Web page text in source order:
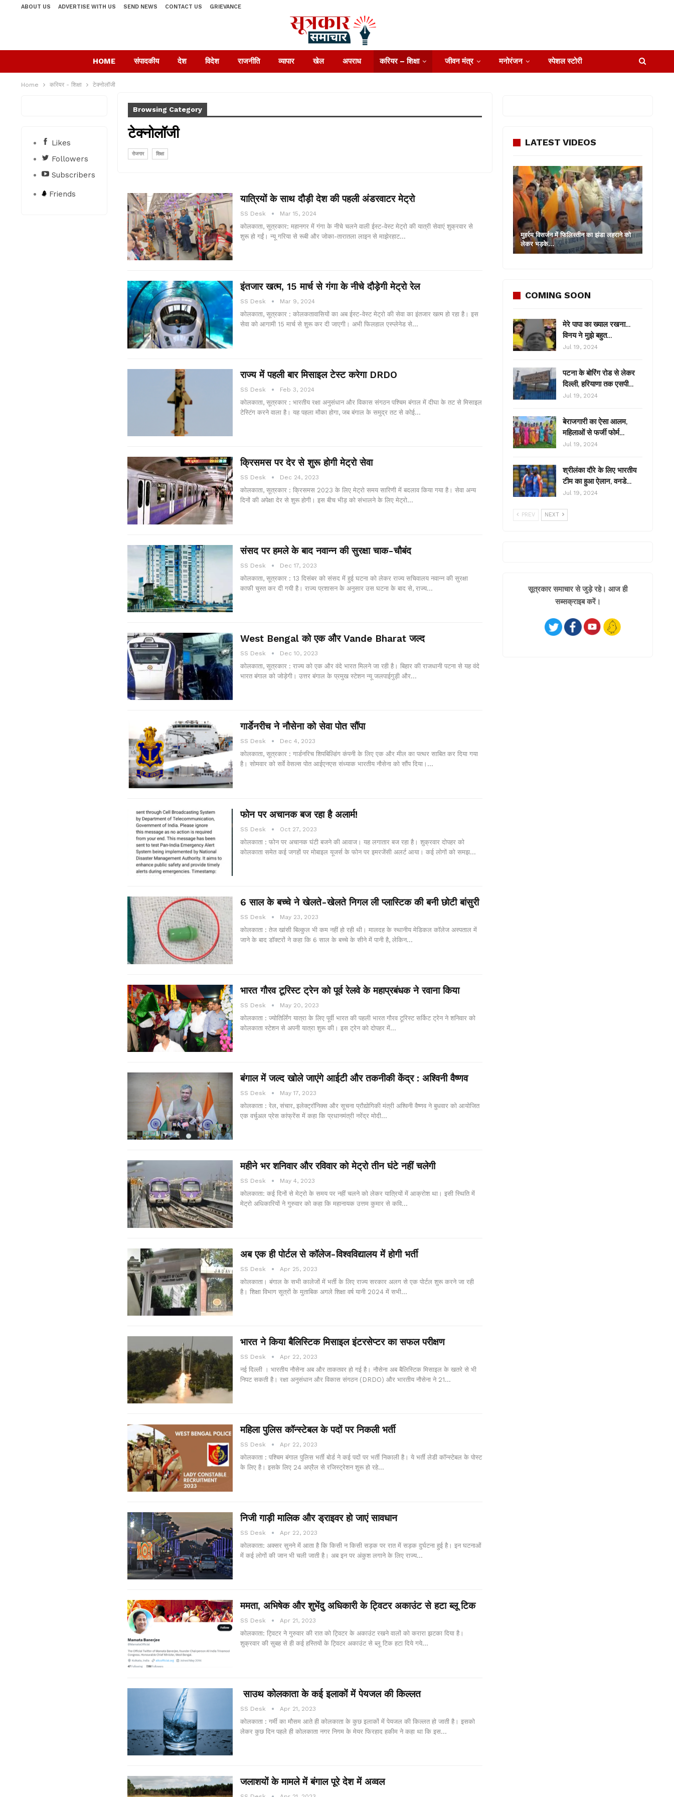
ABOUT US ADVERTISE WITH US SEND NEWS CONTACT US GRIEVANCE
HOME संपादकीय देश विदेश राजनीति व्यापार खेल अपराध करियर – शिक्षा जीवन मंत्र मनोरंजन स्पेशल स्टोरी
Home करियर - शिक्षा टेक्नोलॉजी
Browsing Category
टेक्नोलॉजी
रोजगार शिक्षा
यात्रियों के साथ दौड़ी देश की पहली अंडरवाटर मेट्रो
SS Desk Mar 15, 2024
कोलकाता, सूत्रकार: महानगर में गंगा के नीचे चलने वाली ईस्ट-वेस्ट मेट्रो की यात्री सेवाएं शुक्रवार से
शुरू हो गईं। न्यू गरिया से रूबी और जोका-तारातला लाइन से माझेरहाट…
इंतजार खत्म, 15 मार्च से गंगा के नीचे दौड़ेगी मेट्रो रेल
SS Desk Mar 9, 2024
कोलकाता, सूत्रकार : कोलकतावासियों का अब ईस्ट-वेस्ट मेट्रो की सेवा का इंतजार खत्म हो रहा है। इस
सेवा को आगामी 15 मार्च से शुरू कर दी जाएगी। अभी फिलहाल एस्प्लेनेड से…
राज्य में पहली बार मिसाइल टेस्ट करेगा DRDO
SS Desk Feb 3, 2024
कोलकाता, सूत्रकार : भारतीय रक्षा अनुसंधान और विकास संगठन पश्चिम बंगाल में दीघा के तट से मिसाइल
टेस्टिंग करने वाला है। यह पहला मौका होगा, जब बंगाल के समुद्र तट से कोई…
क्रिसमस पर देर से शुरू होगी मेट्रो सेवा
SS Desk Dec 24, 2023
कोलकाता, सूत्रकार : क्रिसमस 2023 के लिए मेट्रो समय सारिणी में बदलाव किया गया है। सेवा अन्य
दिनों की अपेक्षा देर से शुरू होगी। इस बीच भीड़ को संभालने के लिए मेट्रो…
संसद पर हमले के बाद नवान्न की सुरक्षा चाक-चौबंद
SS Desk Dec 17, 2023
कोलकाता, सूत्रकार : 13 दिसंबर को संसद में हुई घटना को लेकर राज्य सचिवालय नवान्न की सुरक्षा
काफी चुस्त कर दी गयी है। राज्य प्रशासन के अनुसार उस घटना के बाद से, राज्य…
West Bengal को एक और Vande Bharat जल्द
SS Desk Dec 10, 2023
कोलकाता, सूत्रकार : राज्य को एक और वंदे भारत मिलने जा रही है। बिहार की राजधानी पटना से यह वंदे
भारत बंगाल को जोड़ेगी। उत्तर बंगाल के प्रमुख स्टेशन न्यू जलपाईगुड़ी और…
गार्डेनरीच ने नौसेना को सेवा पोत सौंपा
SS Desk Dec 4, 2023
कोलकाता, सूत्रकार : गार्डनरिच शिपबिल्डिंग कंपनी के लिए एक और मील का पत्थर साबित कर दिया गया
है। सोमवार को सर्वे वेसल्स पोत आईएनएस संध्याक भारतीय नौसेना को सौंप दिया।…
फोन पर अचानक बज रहा है अलार्म!
SS Desk Oct 27, 2023
कोलकाता : फोन पर अचानक घंटी बजने की आवाज। यह लगातार बज रहा है। शुक्रवार दोपहर को
कोलकाता समेत कई जगहों पर मोबाइल यूजर्स के फोन पर इमरजेंसी अलर्ट आया। कई लोगों को समझ…
6 साल के बच्चे ने खेलते-खेलते निगल ली प्लास्टिक की बनी छोटी बांसुरी
SS Desk May 23, 2023
कोलकाता : तेज खांसी बिल्कुल भी कम नहीं हो रही थी। मालदह के स्थानीय मेडिकल कॉलेज अस्पताल में
जाने के बाद डॉक्टरों ने कहा कि 6 साल के बच्चे के सीने में पानी है, लेकिन…
भारत गौरव टूरिस्ट ट्रेन को पूर्व रेलवे के महाप्रबंधक ने रवाना किया
SS Desk May 20, 2023
कोलकाता : ज्योतिर्लिंग यात्रा के लिए पूर्वी भारत की पहली भारत गौरव टूरिस्ट सर्किट ट्रेन ने शनिवार को
कोलकाता स्टेशन से अपनी यात्रा शुरू की। इस ट्रेन को दोपहर में…
बंगाल में जल्द खोले जाएंगे आईटी और तकनीकी केंद्र : अश्विनी वैष्णव
SS Desk May 17, 2023
कोलकाता : रेल, संचार, इलेक्ट्रॉनिक्स और सूचना प्रौद्योगिकी मंत्री अश्विनी वैष्णव ने बुधवार को आयोजित
एक वर्चुअल प्रेस कांफ्रेंस में कहा कि प्रधानमंत्री नरेंद्र मोदी…
महीने भर शनिवार और रविवार को मेट्रो तीन घंटे नहीं चलेगी
SS Desk May 4, 2023
कोलकाता: कई दिनों से मेट्रो के समय पर नहीं चलने को लेकर यात्रियों में आक्रोश था। इसी स्थिति में
मेट्रो अधिकारियों ने गुरुवार को कहा कि महानायक उत्तम कुमार से कवि…
अब एक ही पोर्टल से कॉलेज-विश्वविद्यालय में होगी भर्ती
SS Desk Apr 25, 2023
कोलकाता। बंगाल के सभी कालेजों में भर्ती के लिए राज्य सरकार अलग से एक पोर्टल शुरू करने जा रही
है। शिक्षा विभाग सूत्रों के मुताबिक अगले शिक्षा वर्ष यानी 2024 में सभी…
भारत ने किया बैलिस्टिक मिसाइल इंटरसेप्टर का सफल परीक्षण
SS Desk Apr 22, 2023
नई दिल्ली । भारतीय नौसेना अब और ताकतवर हो गई है। नौसेना अब बैलिस्टिक मिसाइल के खतरे से भी
निपट सकती है। रक्षा अनुसंधान और विकास संगठन (DRDO) और भारतीय नौसेना ने 21…
महिला पुलिस कॉन्स्टेबल के पदों पर निकली भर्ती
SS Desk Apr 22, 2023
कोलकाता : पश्चिम बंगाल पुलिस भर्ती बोर्ड ने कई पदों पर भर्ती निकाली है। ये भर्ती लेडी कॉन्स्टेबल के पोस्ट
के लिए है। इसके लिए 24 अप्रैल से रजिस्ट्रेशन शुरू हो रहे…
निजी गाड़ी मालिक और ड्राइवर हो जाएं सावधान
SS Desk Apr 22, 2023
कोलकाता: अक्सर सुनने में आता है कि किसी न किसी सड़क पर रात में सड़क दुर्घटना हुई है। इन घटनाओं
में कई लोगों की जान भी चली जाती है। अब इन पर अंकुश लगाने के लिए राज्य…
ममता, अभिषेक और शुभेंदु अधिकारी के ट्विटर अकाउंट से हटा ब्लू टिक
SS Desk Apr 21, 2023
कोलकाता: ट्विटर ने गुरुवार की रात को ट्विटर के अकाउंट रखने वालों को करारा झटका दिया है।
शुक्रवार की सुबह से ही कई हस्तियों के ट्विटर अकाउंट से ब्लू टिक हटा दिये गये…
साउथ कोलकाता के कई इलाकों में पेयजल की किल्लत
SS Desk Apr 21, 2023
कोलकाता : गर्मी का मौसम आते ही कोलकाता के कुछ इलाकों में पेयजल की किल्लत हो जाती है। इसको
लेकर कुछ दिन पहले ही कोलकाता नगर निगम के मेयर फिरहाद हकीम ने कहा था कि इस…
जलाशयों के मामले में बंगाल पूरे देश में अव्वल
LATEST VIDEOS
मुहर्रम विसर्जन में फिलिस्तीन का झंडा लहराने को
लेकर भड़के…
COMING SOON
मेरे पापा का ख्याल रखना…
विनय ने मुझे बहुत…
Jul 19, 2024
पटना के बोरिंग रोड से लेकर
दिल्ली, हरियाणा तक एसपी…
Jul 19, 2024
बेराजगारी का ऐसा आलम,
महिलाओं से फर्जी फोर्म…
Jul 19, 2024
श्रीलंका दौरे के लिए भारतीय
टीम का हुआ ऐलान, वनडे…
Jul 19, 2024
PREV NEXT
सूत्रकार समाचार से जुड़े रहे। आज ही
सब्सक्राइब करें।
Likes
Followers
Subscribers
Friends